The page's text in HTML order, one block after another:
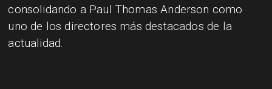
consolidando a Paul Thomas Anderson como
uno de los directores más destacados de la
actualidad.